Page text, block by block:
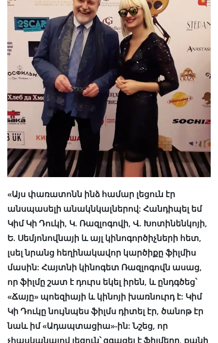
«Այս փառատոնն ինձ համար լեցուն էր
անսպասելի անակնկալներով: Հանդիպել եմ
Կիմ Կի Դուկի, Կ. Ռազլոգովի, Վ. Խոտինենկոյի,
Ե. Սեմյոնովնայի և այլ կինոգործիչների հետ,
լսել նրանց հեղինակավոր կարծիքը ֆիլմիս
մասին: Հայտնի կինոգետ Ռազլոգովն ասաց,
որ ֆիլմը շատ է դուրս եկել իրեն, և ընդգծեց՝
«Ճայը» պոեզիայի և կինոյի խառնուրդ է: Կիմ
Կի Դուկը նույնպես ֆիլմս դիտել էր, ծանոթ էր
նաև իմ «Ադապտացիա»-ին: Նշեց, որ
չհասկանալով լեզուն՝ զգացել է ֆիլմերը, քանի